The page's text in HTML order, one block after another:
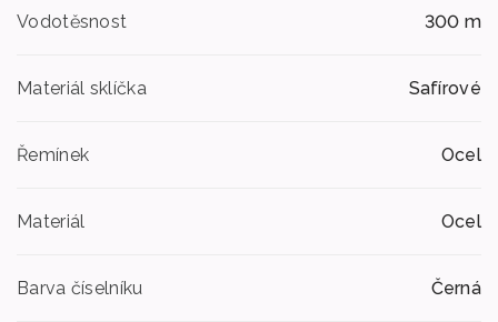
Vodotěsnost 300 m
Materiál sklíčka Safírové
Řemínek Ocel
Materiál Ocel
Barva číselníku Černá